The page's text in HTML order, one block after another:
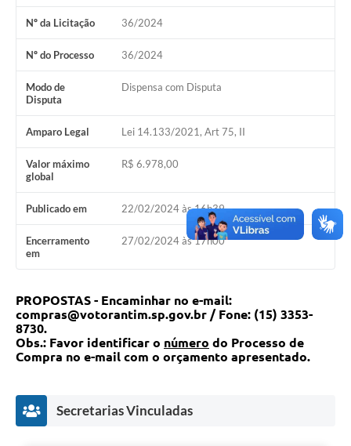
Diário Oficial
Jornal (Edições anteriores)
Uso de Internet e Recursos de Informática
Plano Municipal de Saneamento Básico
Arquivos para Download
Guarda Civil Municipal (GCM)
Arborização urbana
Manual para arquivo de remessa – NFSe
Galeria de Vídeos
Legislação
Notícias
Nº da Licitação 36/2024
Nº do Processo 36/2024
Modo de
Disputa
Dispensa com Disputa
Amparo Legal Lei 14.133/2021, Art 75, II
Valor máximo
global
R$ 6.978,00
Publicado em 22/02/2024 às 16h39
Encerramento
em
27/02/2024 às 17h00
PROPOSTAS - Encaminhar no e-mail:
compras@votorantim.sp.gov.br / Fone: (15) 3353-
8730.
Obs.: Favor identificar o número do Processo de
Compra no e-mail com o orçamento apresentado.
Secretarias Vinculadas